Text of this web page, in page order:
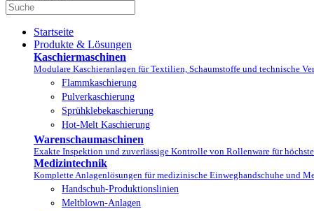
Startseite
Produkte & Lösungen
Kaschiermaschinen
Modulare Kaschieranlagen für Textilien, Schaumstoffe und technische
Flammkaschierung
Pulverkaschierung
Sprühklebekaschierung
Hot-Melt Kaschierung
Warenschaumaschinen
Exakte Inspektion und zuverlässige Kontrolle von Rollenware für
Medizintechnik
Komplette Anlagenlösungen für medizinische Einweghandschuhe und
Handschuh-Produktionslinien
Meltblown-Anlagen